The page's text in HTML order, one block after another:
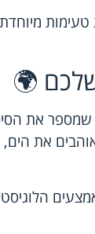
טעימות מיוחדת
🌍
שמספר את
את הים,